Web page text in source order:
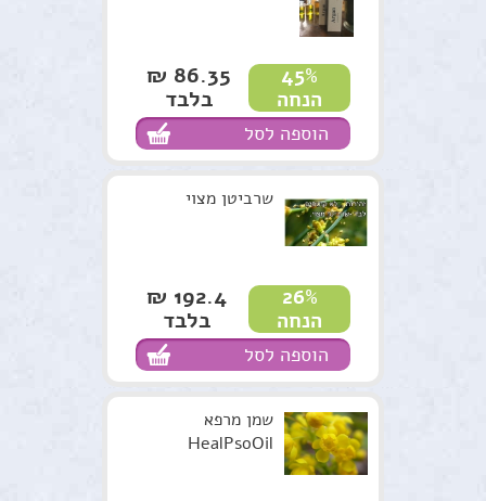
45%
הנחה
86.35 ₪
בלבד
הוספה לסל
שרביטן מצוי
26%
הנחה
192.4 ₪
בלבד
הוספה לסל
שמן מרפא
HealPsoOil